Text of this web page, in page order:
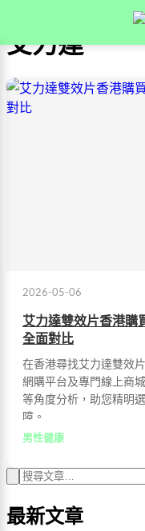
艾力達
2026-05-06
艾力達雙效片香港購
全面對比
在香港尋找艾力達雙效
網購平台及專門線上商
等角度分析，助您精明
障。
男性健康
最新文章